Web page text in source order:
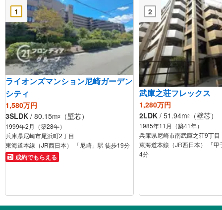
1
ライオンズマンション尼崎ガーデン
シティ
1,580万円
3SLDK / 80.15m2 （壁芯）
1999年2月（築28年）
兵庫県尼崎市尾浜町2丁目
東海道本線（JR西日本） 「尼崎」駅 徒歩19分
成約でもらえる
2
武庫之荘フレックス
1,280万円
2LDK / 51.94m2 （壁芯）
1985年11月（築41年）
兵庫県尼崎市南武庫之荘9丁目
東海道本線（JR西日本） 「甲
4分